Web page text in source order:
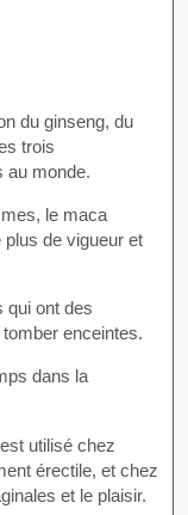
du ginseng, du
trois
au monde.
le maca
de vigueur et
qui ont des
enceintes.
dans la
utilisé chez
érectile, et chez
et le plaisir.